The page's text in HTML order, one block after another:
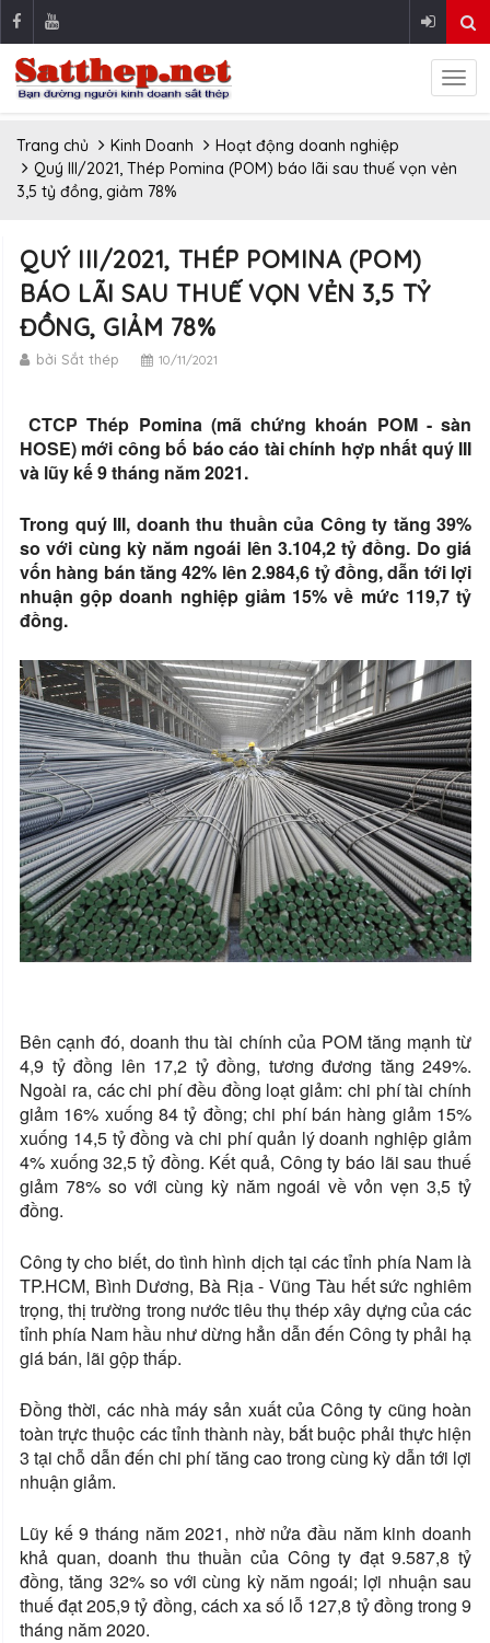
Trang chủ Kinh Doanh
Hoạt động doanh nghiệp
Quý III/2021, Thép Pomina (POM) báo lãi sau thuế vọn vẻn
3,5 tỷ đồng, giảm 78%
QUÝ III/2021, THÉP POMINA (POM)
BÁO LÃI SAU THUẾ VỌN VẺN 3,5 TỶ
ĐỒNG, GIẢM 78%
bởi Sắt thép 10/11/2021
CTCP Thép Pomina (mã chứng khoán POM - sàn
HOSE) mới công bố báo cáo tài chính hợp nhất quý III
và lũy kế 9 tháng năm 2021.
Trong quý III, doanh thu thuần của Công ty tăng 39%
so với cùng kỳ năm ngoái lên 3.104,2 tỷ đồng. Do giá
vốn hàng bán tăng 42% lên 2.984,6 tỷ đồng, dẫn tới lợi
nhuận gộp doanh nghiệp giảm 15% về mức 119,7 tỷ
đồng.
Bên cạnh đó, doanh thu tài chính của POM tăng mạnh từ
4,9 tỷ đồng lên 17,2 tỷ đồng, tương đương tăng 249%.
Ngoài ra, các chi phí đều đồng loạt giảm: chi phí tài chính
giảm 16% xuống 84 tỷ đồng; chi phí bán hàng giảm 15%
xuống 14,5 tỷ đồng và chi phí quản lý doanh nghiệp giảm
4% xuống 32,5 tỷ đồng. Kết quả, Công ty báo lãi sau thuế
giảm 78% so với cùng kỳ năm ngoái về vỏn vẹn 3,5 tỷ
đồng.
Công ty cho biết, do tình hình dịch tại các tỉnh phía Nam là
TP.HCM, Bình Dương, Bà Rịa - Vũng Tàu hết sức nghiêm
trọng, thị trường trong nước tiêu thụ thép xây dựng của các
tỉnh phía Nam hầu như dừng hẳn dẫn đến Công ty phải hạ
giá bán, lãi gộp thấp.
Đồng thời, các nhà máy sản xuất của Công ty cũng hoàn
toàn trực thuộc các tỉnh thành này, bắt buộc phải thực hiện
3 tại chỗ dẫn đến chi phí tăng cao trong cùng kỳ dẫn tới lợi
nhuận giảm.
Lũy kế 9 tháng năm 2021, nhờ nửa đầu năm kinh doanh
khả quan, doanh thu thuần của Công ty đạt 9.587,8 tỷ
đồng, tăng 32% so với cùng kỳ năm ngoái; lợi nhuận sau
thuế đạt 205,9 tỷ đồng, cách xa số lỗ 127,8 tỷ đồng trong 9
tháng năm 2020.